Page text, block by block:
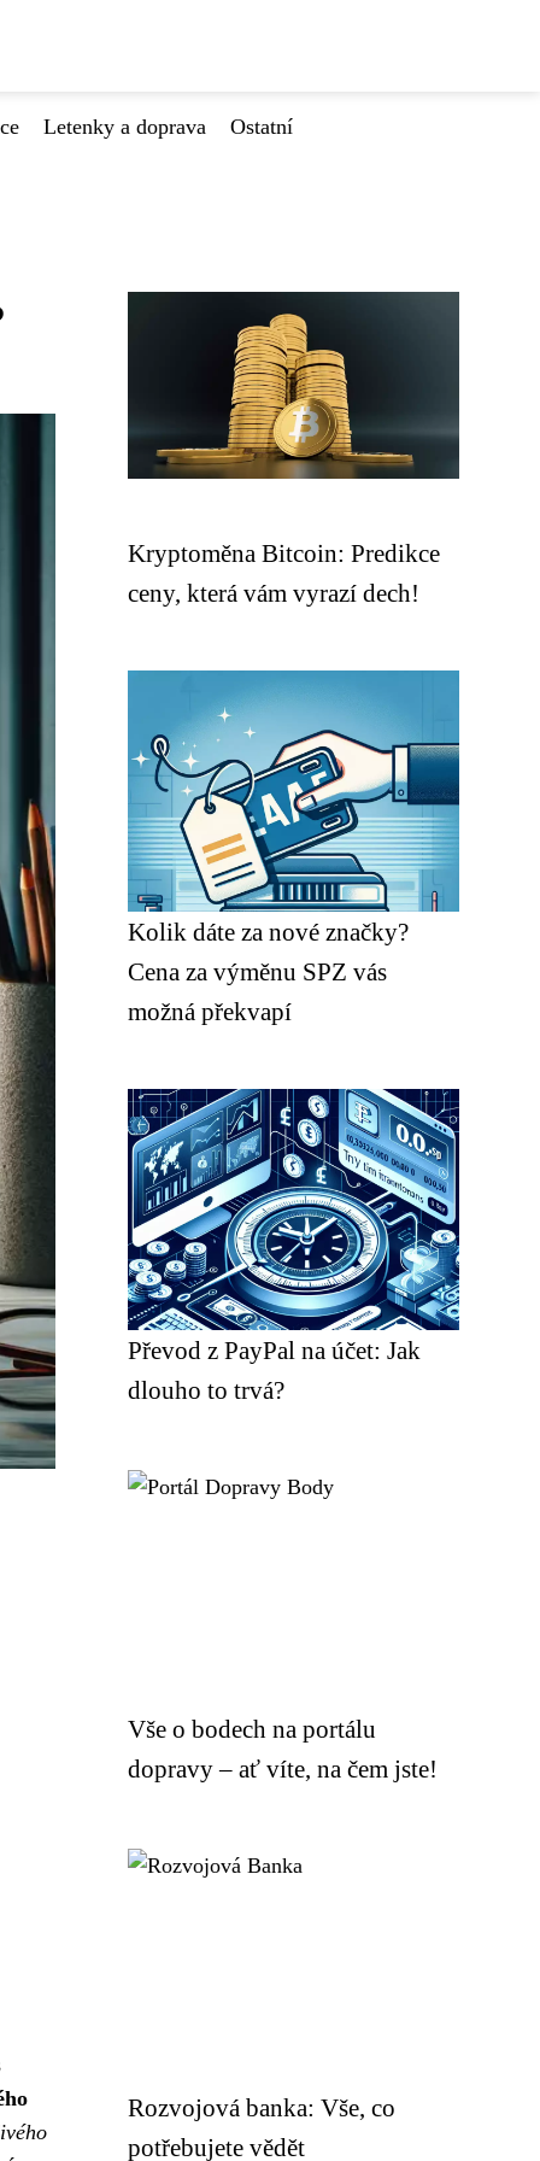
Letenky a doprava
Ostatní
Kryptoměna Bitcoin: Predikce
ceny, která vám vyrazí dech!
Kolik dáte za nové značky?
Cena za výměnu SPZ vás
možná překvapí
Převod z PayPal na účet: Jak
dlouho to trvá?
Vše o bodech na portálu
dopravy – ať víte, na čem jste!
Rozvojová banka: Vše, co
potřebujete vědět